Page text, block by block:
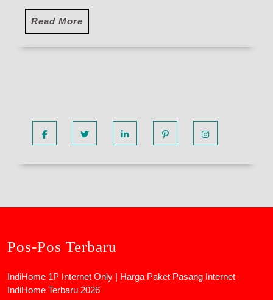
Read More
More
Pos-Pos Terbaru
IndiHome 1P Internet Only | Harga Paket Pasang Internet
IndiHome Terbaru 2026